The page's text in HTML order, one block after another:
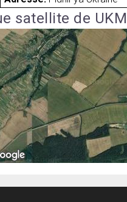
satellite de